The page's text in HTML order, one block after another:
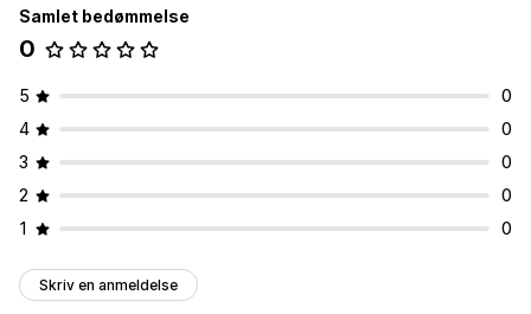
Samlet bedømmelse
0
5
0
4
0
3
0
2
0
1
0
Skriv en anmeldelse